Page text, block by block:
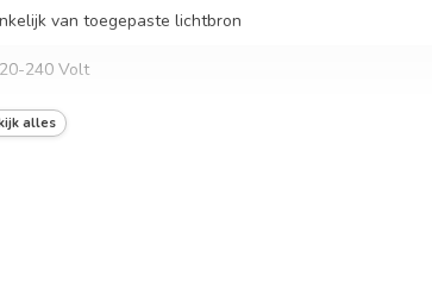
van toegepaste lichtbron
240 Volt
Hzalles